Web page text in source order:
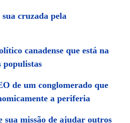
cruzada pela
canadense que está na
populistas
de um conglomerado que
a periferia
sua missão de ajudar outros